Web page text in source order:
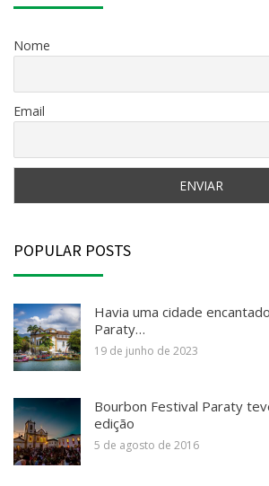
Nome
Email
POPULAR POSTS
Havia uma cidade
Paraty…
19 de junho de 2023
Bourbon Festival Paraty
edição
5 de agosto de 2016